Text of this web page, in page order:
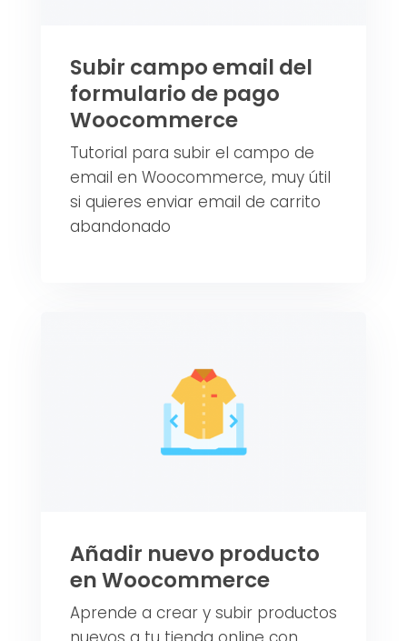
Subir campo email del
formulario de pago
Woocommerce
Tutorial para subir el campo de
email en Woocommerce, muy útil
si quieres enviar email de carrito
abandonado
Añadir nuevo producto
en Woocommerce
Aprende a crear y subir productos